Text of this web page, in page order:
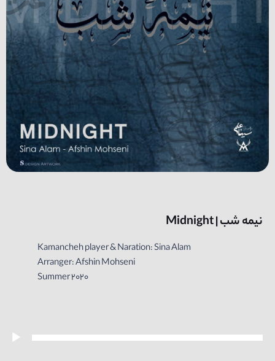
نیمه شب | Midnight
Kamancheh player & Naration: Sina Alam
Arranger: Afshin Mohseni
Summer 2020